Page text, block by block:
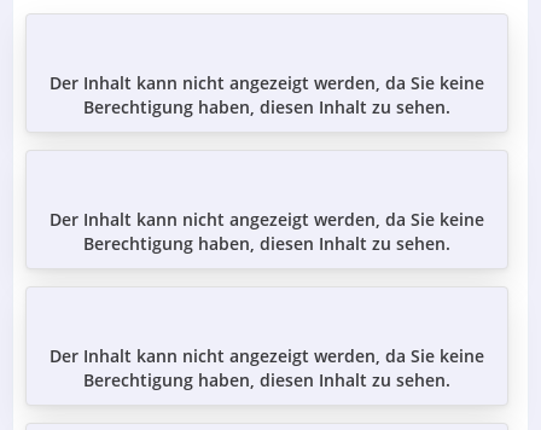
Der Inhalt kann nicht angezeigt werden, da Sie keine
Berechtigung haben, diesen Inhalt zu sehen.
Der Inhalt kann nicht angezeigt werden, da Sie keine
Berechtigung haben, diesen Inhalt zu sehen.
Der Inhalt kann nicht angezeigt werden, da Sie keine
Berechtigung haben, diesen Inhalt zu sehen.